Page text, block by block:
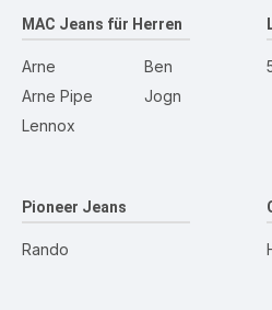
MAC Jeans für Herren
Arne
Arne Pipe
Lennox
Ben
Jogn
Pioneer Jeans
Rando